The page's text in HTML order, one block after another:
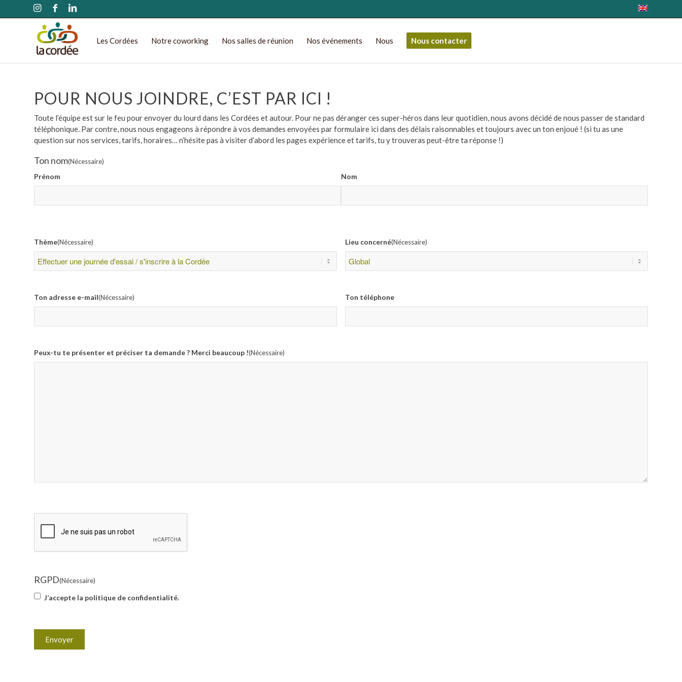
Les Cordées Notre coworking Nos salles de réunion Nos événements Nous Nous contacter
POUR NOUS JOINDRE, C’EST PAR ICI !
Toute l’équipe est sur le feu pour envoyer du lourd dans les Cordées et autour. Pour ne pas déranger ces super-héros dans leur quotidien, nous avons décidé de nous passer de standard
téléphonique. Par contre, nous nous engageons à répondre à vos demandes envoyées par formulaire ici dans des délais raisonnables et toujours avec un ton enjoué ! (si tu as une
question sur nos services, tarifs, horaires… n’hésite pas à visiter d’abord les pages expérience et tarifs, tu y trouveras peut-être ta réponse !)
Ton nom(Nécessaire)
Prénom Nom
Thème(Nécessaire) Lieu concerné(Nécessaire)
Ton adresse e-mail(Nécessaire) Ton téléphone
Peux-tu te présenter et préciser ta demande ? Merci beaucoup !(Nécessaire)
RGPD(Nécessaire)
J’accepte la politique de confidentialité.